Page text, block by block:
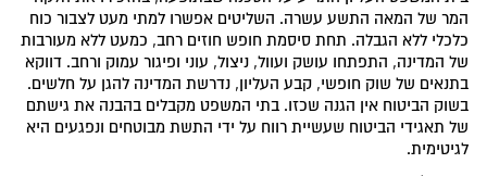
המר של המאה התשע עשרה. השליטים אפשרו למתי מעט לצבור כוח
כלכלי ללא הגבלה. תחת סיסמת חופש חוזים רחב, כמעט ללא מעורבות
של המדינה, התפתחו עושק ועוול, ניצול, עוני ופיגור עמוק ורחב. דווקא
בתנאים של שוק חופשי, קבע העליון, נדרשת המדינה להגן על חלשים.
בשוק הביטוח אין הגנה שכזו. בתי המשפט מקבלים בהבנה את גישתם
של תאגידי הביטוח שעשיית רווח על ידי התשת מבוטחים ונפגעים היא
לגיטימית.